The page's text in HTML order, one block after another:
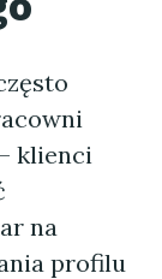
klienci
na
profilu